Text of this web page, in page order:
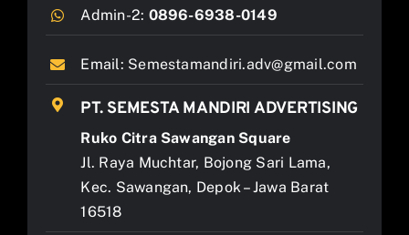
Admin-2: 0896-6938-0149
Email: Semestamandiri.adv@gmail.com
PT. SEMESTA MANDIRI ADVERTISING
Ruko Citra Sawangan Square
Jl. Raya Muchtar, Bojong Sari Lama,
Kec. Sawangan, Depok – Jawa Barat
16518